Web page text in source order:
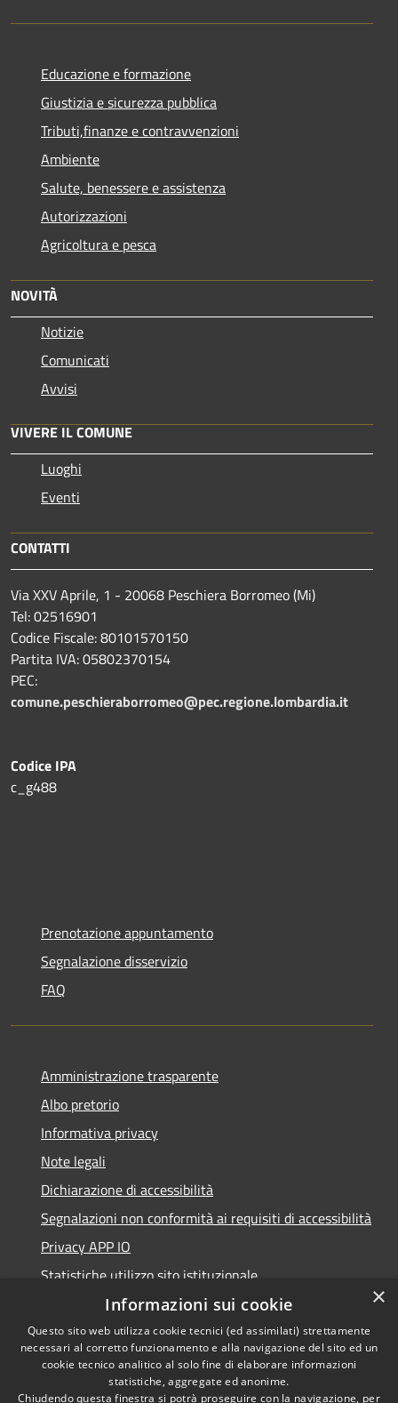
Educazione e formazione
Giustizia e sicurezza pubblica
Tributi,finanze e contravvenzioni
Ambiente
Salute, benessere e assistenza
Autorizzazioni
Agricoltura e pesca
NOVITÀ
Notizie
Comunicati
Avvisi
VIVERE IL COMUNE
Luoghi
Eventi
CONTATTI
Via XXV Aprile, 1 - 20068 Peschiera Borromeo (Mi)
Tel: 02516901
Codice Fiscale: 80101570150
Partita IVA: 05802370154
PEC:
comune.peschieraborromeo@pec.regione.lombardia.it
Codice IPA
c_g488
Prenotazione appuntamento
Segnalazione disservizio
FAQ
Amministrazione trasparente
Albo pretorio
Informativa privacy
Note legali
Dichiarazione di accessibilità
Segnalazioni non conformità ai requisiti di accessibilità
Privacy APP IO
Statistiche utilizzo sito istituzionale
Qualità dei Servizi Comunali
RSS Copyright © 2023 •
×
Informazioni sui cookie
Questo sito web utilizza cookie tecnici (ed assimilati) strettamente
necessari al corretto funzionamento e alla navigazione del sito ed un
cookie tecnico analitico al solo fine di elaborare informazioni
statistiche, aggregate ed anonime.
Chiudendo questa finestra si potrà proseguire con la navigazione, per